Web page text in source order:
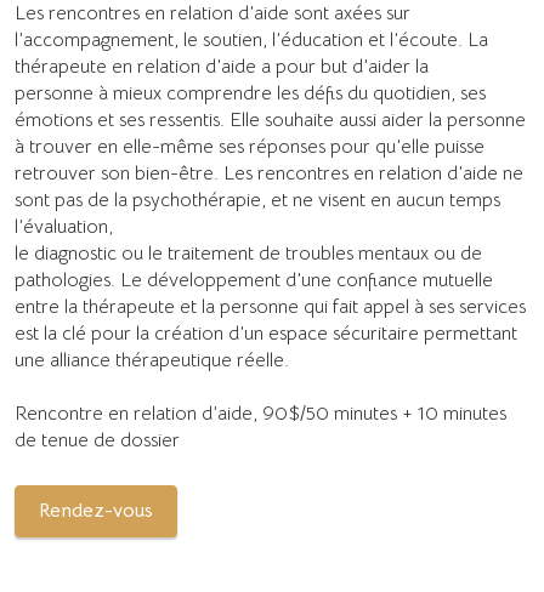
Les rencontres en relation d’aide sont axées sur
l’accompagnement, le soutien, l’éducation et l’écoute. La
thérapeute en relation d’aide a pour but d’aider la
personne à mieux comprendre les défis du quotidien, ses
émotions et ses ressentis. Elle souhaite aussi aider la personne
à trouver en elle-même ses réponses pour qu’elle puisse
retrouver son bien-être. Les rencontres en relation d’aide ne
sont pas de la psychothérapie, et ne visent en aucun temps
l’évaluation,
le diagnostic ou le traitement de troubles mentaux ou de
pathologies. Le développement d’une confiance mutuelle
entre la thérapeute et la personne qui fait appel à ses services
est la clé pour la création d’un espace sécuritaire permettant
une alliance thérapeutique réelle.
Rencontre en relation d’aide, 90$/50 minutes + 10 minutes
de tenue de dossier
Rendez-vous